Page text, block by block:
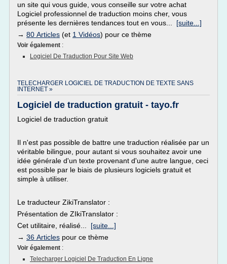
un site qui vous guide, vous conseille sur votre achat
Logiciel professionnel de traduction moins cher, vous
présente les dernières tendances tout en vous... [suite...]
→ 80 Articles (et 1 Vidéos) pour ce thème
Voir également :
Logiciel De Traduction Pour Site Web
TELECHARGER LOGICIEL DE TRADUCTION DE TEXTE SANS
INTERNET »
Logiciel de traduction gratuit - tayo.fr
Logiciel de traduction gratuit
Il n'est pas possible de battre une traduction réalisée par un
véritable bilingue, pour autant si vous souhaitez avoir une
idée générale d'un texte provenant d'une autre langue, ceci
est possible par le biais de plusieurs logiciels gratuit et
simple à utiliser.
Le traducteur ZikiTranslator :
Présentation de ZIkiTranslator :
Cet utilitaire, réalisé... [suite...]
→ 36 Articles pour ce thème
Voir également :
Telecharger Logiciel De Traduction En Ligne